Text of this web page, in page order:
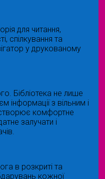
для читання,
спілкування та
у друкованому
Бібліотека не лише
інформації з вільним і
комфортне
залучати і
в розкриті та
кожної